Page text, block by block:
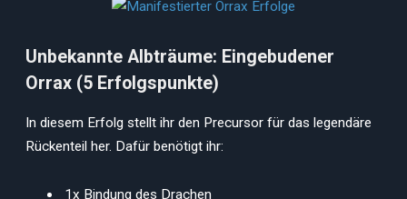
Unbekannte Albträume: Eingebudener
Orrax (5 Erfolgspunkte)
In diesem Erfolg stellt ihr den Precursor für das legendäre
Rückenteil her. Dafür benötigt ihr:
1x Bindung des Drachen